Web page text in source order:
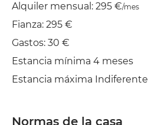
Balcón
Tendedero
Alquiler mensual: 295 €/mes
Fianza: 295 €
Gastos: 30 €
Estancia mínima 4 meses
Estancia máxima Indiferente
Normas de la casa